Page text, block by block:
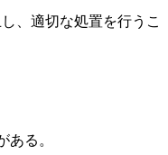
、適切な処置を行うこ
る。